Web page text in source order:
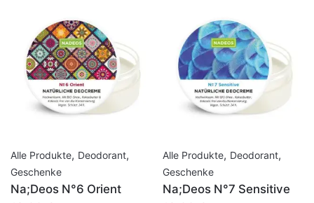
Alle Produkte, Deodorant,
Geschenke
Na;Deos N°6 Orient
Alle Produkte, Deodorant,
Geschenke
Na;Deos N°7 Sensitive